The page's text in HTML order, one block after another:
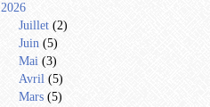
2026
Juillet (2)
Juin (5)
Mai (3)
Avril (5)
Mars (5)